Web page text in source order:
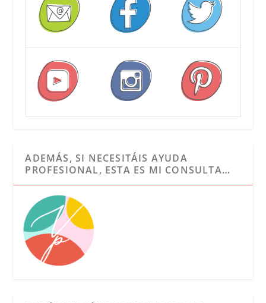
ADEMÁS, SI NECESITÁIS AYUDA
PROFESIONAL, ESTA ES MI CONSULTA…